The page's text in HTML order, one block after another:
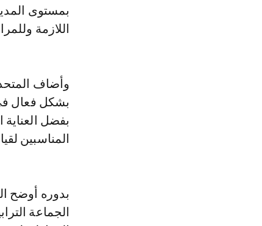
بمستوى
اللازمة
وأضاف
بشكل فعال
بفضل العناية
المناسبين
الجماعة